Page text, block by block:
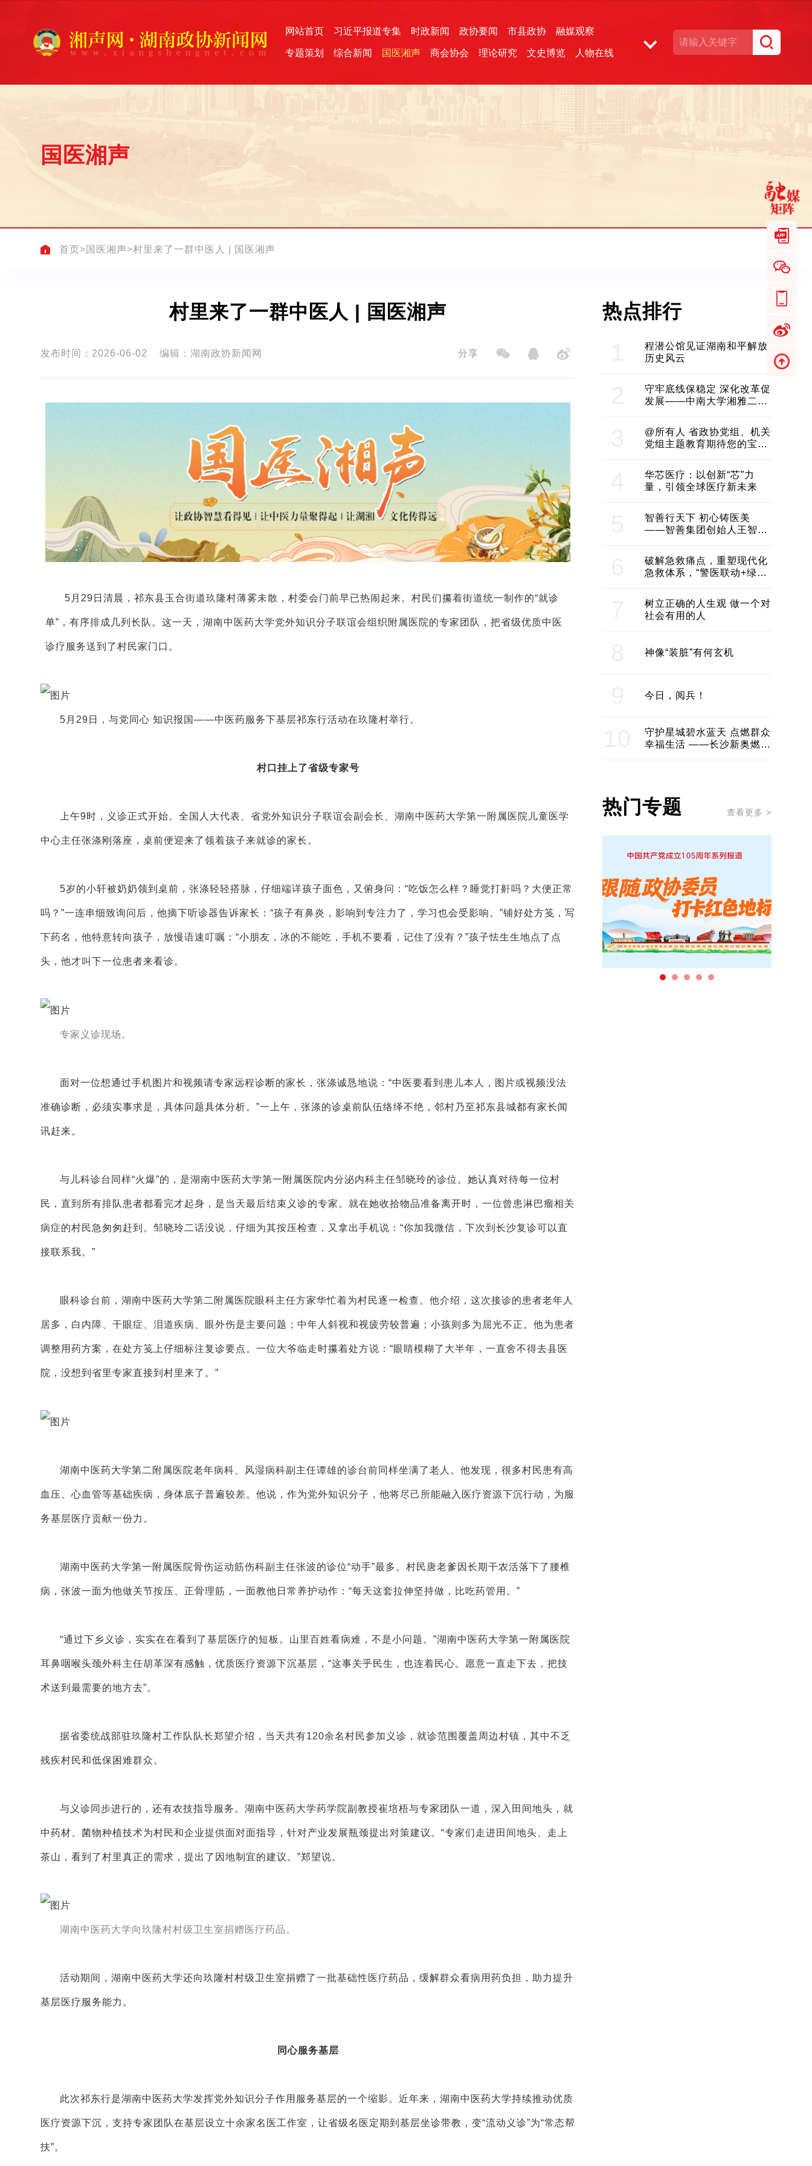
网站首页 习近平报道专集 时政新闻 政协要闻 市县政协 融媒观察
专题策划 综合新闻 国医湘声 商会协会 理论研究 文史博览 人物在线
国医湘声
首页> 国医湘声>村里来了一群中医人 | 国医湘声
村里来了一群中医人 | 国医湘声
发布时间：2026-06-02 编辑：湖南政协新闻网 分享
5月29日清晨，祁东县玉合街道玖隆村薄雾未散，村委会门前早已热闹起来。村民们攥着街道统一制作的“就诊
单”，有序排成几列长队。这一天，湖南中医药大学党外知识分子联谊会组织附属医院的专家团队，把省级优质中医
诊疗服务送到了村民家门口。
5月29日，与党同心 知识报国——中医药服务下基层祁东行活动在玖隆村举行。
村口挂上了省级专家号
上午9时，义诊正式开始。全国人大代表、省党外知识分子联谊会副会长、湖南中医药大学第一附属医院儿童医学
中心主任张涤刚落座，桌前便迎来了领着孩子来就诊的家长。
5岁的小轩被奶奶领到桌前，张涤轻轻搭脉，仔细端详孩子面色，又俯身问：“吃饭怎么样？睡觉打鼾吗？大便正常
吗？”一连串细致询问后，他摘下听诊器告诉家长：“孩子有鼻炎，影响到专注力了，学习也会受影响。”铺好处方笺，写
下药名，他特意转向孩子，放慢语速叮嘱：“小朋友，冰的不能吃，手机不要看，记住了没有？”孩子怯生生地点了点
头，他才叫下一位患者来看诊。
专家义诊现场。
面对一位想通过手机图片和视频请专家远程诊断的家长，张涤诚恳地说：“中医要看到患儿本人，图片或视频没法
准确诊断，必须实事求是，具体问题具体分析。”一上午，张涤的诊桌前队伍络绎不绝，邻村乃至祁东县城都有家长闻
讯赶来。
与儿科诊台同样“火爆”的，是湖南中医药大学第一附属医院内分泌内科主任邹晓玲的诊位。她认真对待每一位村
民，直到所有排队患者都看完才起身，是当天最后结束义诊的专家。就在她收拾物品准备离开时，一位曾患淋巴瘤相关
病症的村民急匆匆赶到。邹晓玲二话没说，仔细为其按压检查，又拿出手机说：“你加我微信，下次到长沙复诊可以直
接联系我。”
眼科诊台前，湖南中医药大学第二附属医院眼科主任方家华忙着为村民逐一检查。他介绍，这次接诊的患者老年人
居多，白内障、干眼症、泪道疾病、眼外伤是主要问题；中年人斜视和视疲劳较普遍；小孩则多为屈光不正。他为患者
调整用药方案，在处方笺上仔细标注复诊要点。一位大爷临走时攥着处方说：“眼睛模糊了大半年，一直舍不得去县医
院，没想到省里专家直接到村里来了。”
湖南中医药大学第二附属医院老年病科、风湿病科副主任谭雄的诊台前同样坐满了老人。他发现，很多村民患有高
血压、心血管等基础疾病，身体底子普遍较差。他说，作为党外知识分子，他将尽己所能融入医疗资源下沉行动，为服
务基层医疗贡献一份力。
湖南中医药大学第一附属医院骨伤运动筋伤科副主任张波的诊位“动手”最多。村民唐老爹因长期干农活落下了腰椎
病，张波一面为他做关节按压、正骨理筋，一面教他日常养护动作：“每天这套拉伸坚持做，比吃药管用。”
“通过下乡义诊，实实在在看到了基层医疗的短板。山里百姓看病难，不是小问题。”湖南中医药大学第一附属医院
耳鼻咽喉头颈外科主任胡革深有感触，优质医疗资源下沉基层，“这事关乎民生，也连着民心。愿意一直走下去，把技
术送到最需要的地方去”。
据省委统战部驻玖隆村工作队队长郑望介绍，当天共有120余名村民参加义诊，就诊范围覆盖周边村镇，其中不乏
残疾村民和低保困难群众。
与义诊同步进行的，还有农技指导服务。湖南中医药大学药学院副教授崔培梧与专家团队一道，深入田间地头，就
中药材、菌物种植技术为村民和企业提供面对面指导，针对产业发展瓶颈提出对策建议。“专家们走进田间地头、走上
茶山，看到了村里真正的需求，提出了因地制宜的建议。”郑望说。
湖南中医药大学向玖隆村村级卫生室捐赠医疗药品。
活动期间，湖南中医药大学还向玖隆村村级卫生室捐赠了一批基础性医疗药品，缓解群众看病用药负担，助力提升
基层医疗服务能力。
同心服务基层
此次祁东行是湖南中医药大学发挥党外知识分子作用服务基层的一个缩影。近年来，湖南中医药大学持续推动优质
医疗资源下沉，支持专家团队在基层设立十余家名医工作室，让省级名医定期到基层坐诊带教，变“流动义诊”为“常态帮
扶”。
热点排行
程潜公馆见证湖南和平解放
历史风云
守牢底线保稳定 深化改革促
发展——中南大学湘雅二医
@所有人 省政协党组、机关
党组主题教育期待您的宝贵
华芯医疗：以创新“芯”力
量，引领全球医疗新未来
智善行天下 初心铸医美
——智善集团创始人王智带
建医美产业良性生态圈
破解急救痛点，重塑现代化
急救体系，“警医联动+绿波
树立正确的人生观 做一个对
社会有用的人
神像“装脏”有何玄机
今日，阅兵！
守护星城碧水蓝天 点燃群众
幸福生活 ——长沙新奥燃气
热门专题 查看更多 >